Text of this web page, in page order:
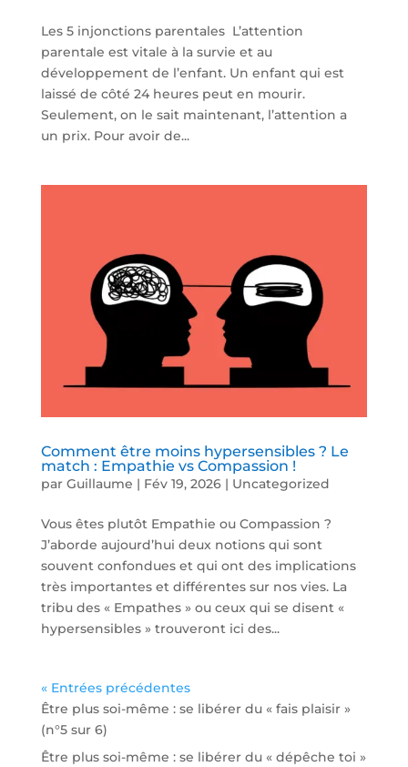
Les 5 injonctions parentales L’attention
parentale est vitale à la survie et au
développement de l’enfant. Un enfant qui est
laissé de côté 24 heures peut en mourir.
Seulement, on le sait maintenant, l’attention a
un prix. Pour avoir de...
Comment être moins hypersensibles ? Le
match : Empathie vs Compassion !
par Guillaume | Fév 19, 2026| Uncategorized
Vous êtes plutôt Empathie ou Compassion ?
J’aborde aujourd’hui deux notions qui sont
souvent confondues et qui ont des implications
très importantes et différentes sur nos vies. La
tribu des « Empathes » ou ceux qui se disent «
hypersensibles » trouveront ici des...
« Entrées précédentes
Être plus soi-même : se libérer du « fais plaisir »
(n°5 sur 6)
Être plus soi-même : se libérer du « dépêche toi »